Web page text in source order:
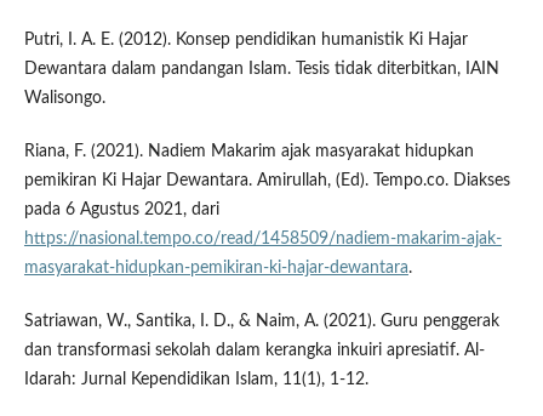
Putri, I. A. E. (2012). Konsep pendidikan humanistik Ki Hajar
Dewantara dalam pandangan Islam. Tesis tidak diterbitkan, IAIN
Walisongo.
Riana, F. (2021). Nadiem Makarim ajak masyarakat hidupkan
pemikiran Ki Hajar Dewantara. Amirullah, (Ed). Tempo.co. Diakses
pada 6 Agustus 2021, dari
https://nasional.tempo.co/read/1458509/nadiem-makarim-ajak-
masyarakat-hidupkan-pemikiran-ki-hajar-dewantara.
Satriawan, W., Santika, I. D., & Naim, A. (2021). Guru penggerak
dan transformasi sekolah dalam kerangka inkuiri apresiatif. Al-
Idarah: Jurnal Kependidikan Islam, 11(1), 1-12.